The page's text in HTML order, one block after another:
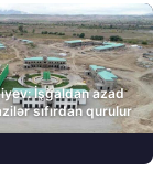
İşğaldan azad
sıfırdan qurulur